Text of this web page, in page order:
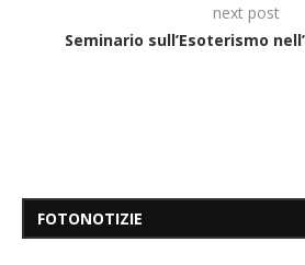
next post
Seminario sull’Esoterismo
FOTONOTIZIE